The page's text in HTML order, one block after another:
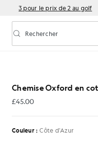
3 pour le prix de 2 au golf
Activer/désactiver la
Rechercher
Chemise Oxford en
£45.00
£45.00
Couleur : Côte d'Azur